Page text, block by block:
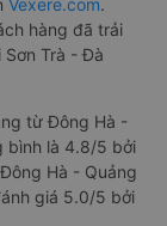
Vexere.com.
hàng đã trải
Trà - Đà
từ Đông Hà -
bình là 4.8/5 bởi
Hà - Quảng
giá 5.0/5 bởi